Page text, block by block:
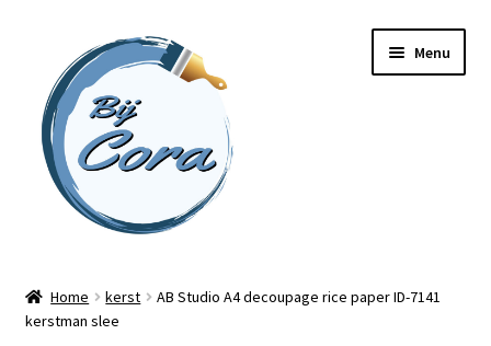
naar
navigatie
inhoud
Menu
Workshops
Home kerst
AB Studio A4 decoupage rice paper ID-7141
kerstman slee